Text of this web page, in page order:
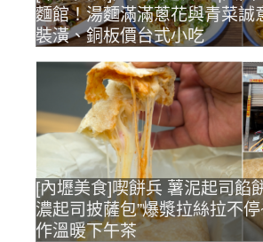
麵館！湯麵滿滿蔥花與青菜誠
裝潢、銅板價台式小吃
[內壢美食]喫餅兵 薯泥起司餡
濃起司披薩包”爆漿拉絲拉不
作溫暖下午茶